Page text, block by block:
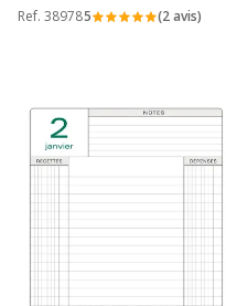
Ref. 389785 (2 avis)